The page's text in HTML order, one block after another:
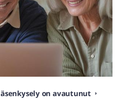
on avautunut